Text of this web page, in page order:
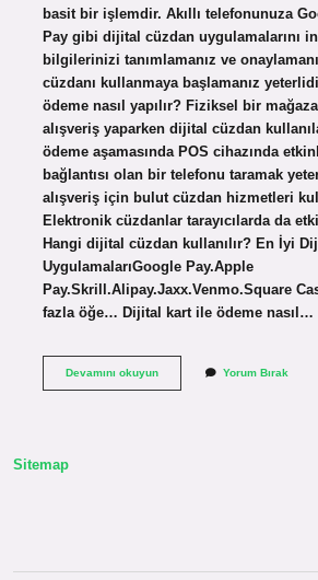
basit bir işlemdir. Akıllı telefonunuza
Pay gibi dijital cüzdan uygulamalarını
bilgilerinizi tanımlamanız ve
cüzdanı kullanmaya başlamanız
ödeme nasıl yapılır? Fiziksel bir
alışveriş yaparken dijital cüzdan
ödeme aşamasında POS cihazında
bağlantısı olan bir telefonu taramak
alışveriş için bulut cüzdan hizmetleri
Elektronik cüzdanlar tarayıcılarda da
Hangi dijital cüzdan kullanılır? En İyi
UygulamalarıGoogle Pay.Apple
Pay.Skrill.Alipay.Jaxx.Venmo.Square
fazla öğe… Dijital kart ile ödeme nasıl…
Devamını okuyunDijital
Yorum Bırak
Sitemap